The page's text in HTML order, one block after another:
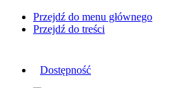
Przejdź do menu głównego
Przejdź do treści
Dostępność